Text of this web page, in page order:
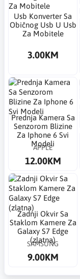
Usb Konverter Sa
Običnog Usb U Usb
Za Mobitele
3.00KM
Prednja Kamera Sa
Senzorom Blizine
Za Iphone 6 Svi
Modeli
APPLE
12.00KM
Zadnji Okvir Sa
Staklom Kamere Za
Galaxy S7 Edge
(zlatna)
SAMSUNG
9.00KM